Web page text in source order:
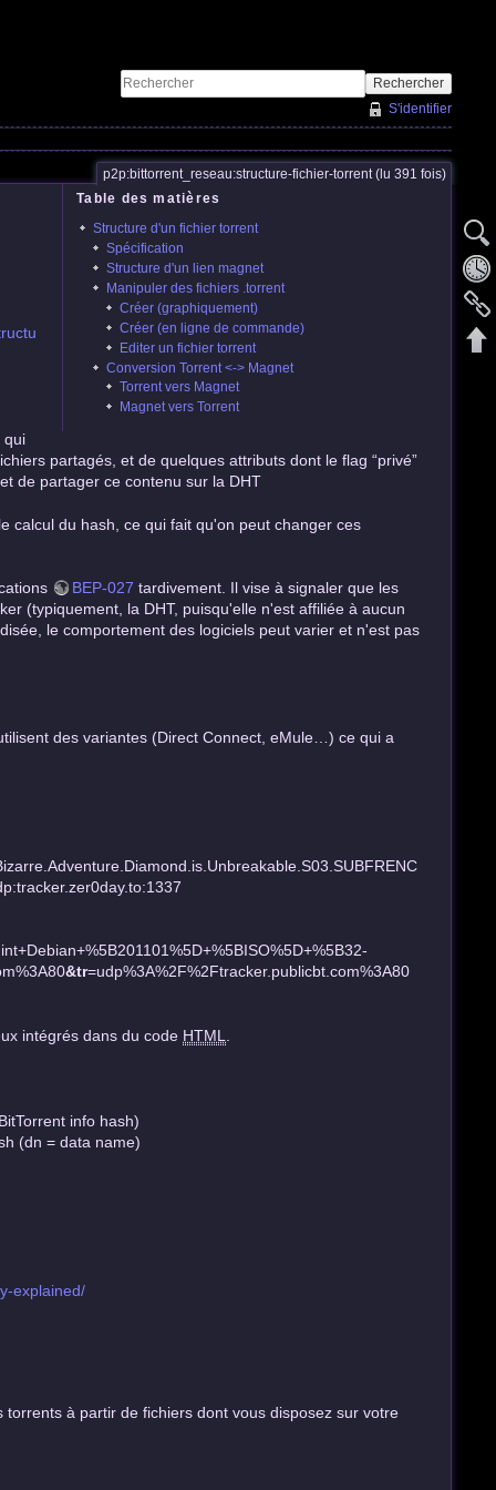
Rechercher
S'identifier
p2p:bittorrent_reseau:structure-fichier-torrent (lu 391 fois)
Table des matières
Structure d'un fichier torrent
Spécification
Structure d'un lien magnet
Manipuler des fichiers .torrent
Créer (graphiquement)
Créer (en ligne de commande)
Editer un fichier torrent
Conversion Torrent <-> Magnet
Torrent vers Magnet
Magnet vers Torrent
qui
partagés, et de quelques attributs dont le flag “privé”
de partager ce contenu sur la DHT
calcul du hash, ce qui fait qu'on peut changer ces
BEP-027 tardivement. Il vise à signaler que les
(typiquement, la DHT, puisqu'elle n'est affiliée à aucun
le comportement des logiciels peut varier et n'est pas
des variantes (Direct Connect, eMule…) ce qui a
&tr=udp%3A%2F%2Ftracker.publicbt.com%3A80
intégrés dans du code HTML
info hash)
(dn = data name)
explained/
à partir de fichiers dont vous disposez sur votre